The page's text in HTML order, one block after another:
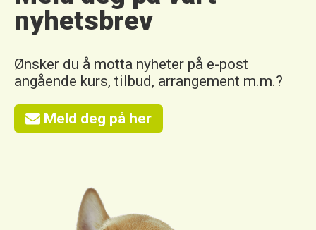
nyhetsbrev
Ønsker du å motta nyheter på e-post
angående kurs, tilbud, arrangement m.m.?
Meld deg på her